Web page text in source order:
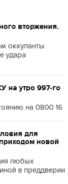
вторжения.
оккупанты
удара
на утро 997-го
на 0800 16
для
новой
любых
в преддверии